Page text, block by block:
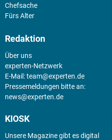
Chefsache
Fürs Alter
Redaktion
Über uns
experten-Netzwerk
E-Mail:team@experten.de
Pressemeldungen bitte an:
news@experten.de
KIOSK
Unsere Magazine gibt es digital